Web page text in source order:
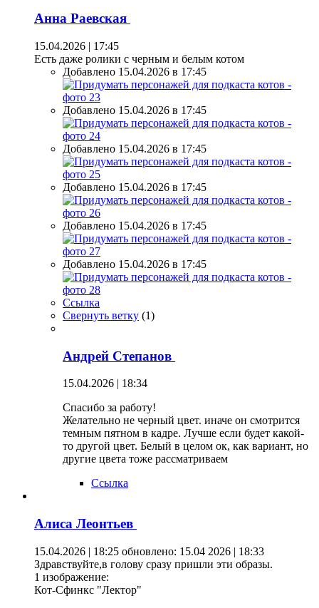
Анна Раевская
15.04.2026 | 17:45
Есть даже ролики с черным и белым котом
Добавлено 15.04.2026 в 17:45
Добавлено 15.04.2026 в 17:45
Добавлено 15.04.2026 в 17:45
Добавлено 15.04.2026 в 17:45
Добавлено 15.04.2026 в 17:45
Добавлено 15.04.2026 в 17:45
Ссылка
Свернуть ветку (1)
Андрей Степанов
15.04.2026 | 18:34
Спасибо за работу!
Желательно не черный цвет. иначе он смотрится
темным пятном в кадре. Лучше если будет какой-
то другой цвет. Белый в целом ок, как вариант, но
другие цвета тоже рассматриваем
Ссылка
Алиса Леонтьев
15.04.2026 | 18:25 обновлено: 15.04 2026 | 18:33
Здравствуйте,в голову сразу пришли эти образы.
1 изображение:
Кот-Сфинкс "Лектор"